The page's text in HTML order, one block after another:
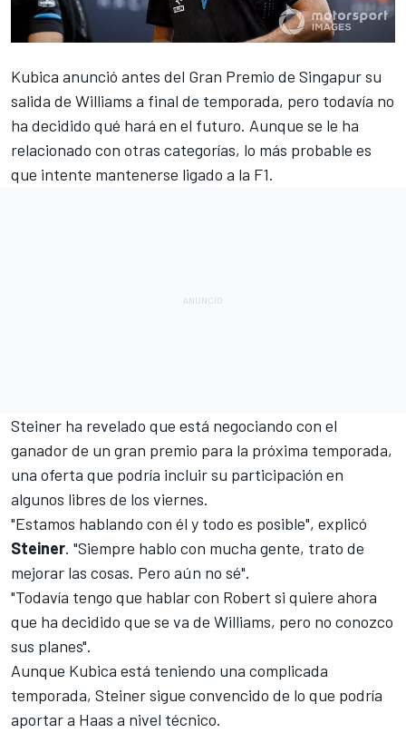
Kubica anunció antes del Gran Premio de Singapur su
salida de Williams a final de temporada, pero todavía no
ha decidido qué hará en el futuro. Aunque se le ha
relacionado con otras categorías, lo más probable es
que intente mantenerse ligado a la F1.
Steiner ha revelado que está negociando con el
ganador de un gran premio para la próxima temporada,
una oferta que podría incluir su participación en
algunos libres de los viernes.
"Estamos hablando con él y todo es posible", explicó
Steiner. "Siempre hablo con mucha gente, trato de
mejorar las cosas. Pero aún no sé".
"Todavía tengo que hablar con Robert si quiere ahora
que ha decidido que se va de Williams, pero no conozco
sus planes".
Aunque Kubica está teniendo una complicada
temporada, Steiner sigue convencido de lo que podría
aportar a Haas a nivel técnico.